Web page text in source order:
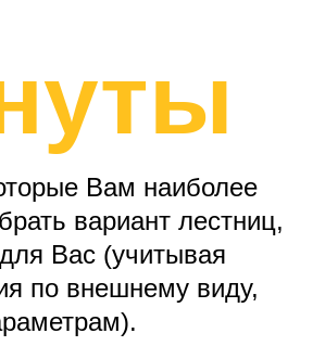
Вам наиболее
вариант лестниц,
Вас (учитывая
по внешнему виду,